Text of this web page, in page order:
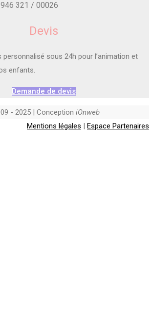
946 321 / 00026
Devis
personnalisé sous 24h pour l’animation et
enfants.
Demande de devis
- 2025 | Conception iOnweb
Mentions légales | Espace Partenaires